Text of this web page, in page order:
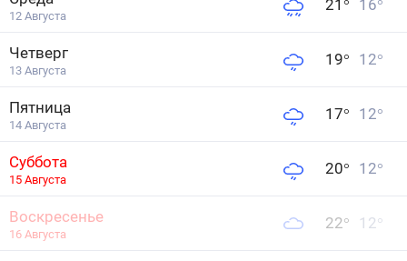
12 Августа
21 ° 16°
Четверг
13 Августа
19° 12°
Пятница
14 Августа
17° 12°
Суббота
15 Августа
20° 12°
Воскресенье
16 Августа
22° 12°